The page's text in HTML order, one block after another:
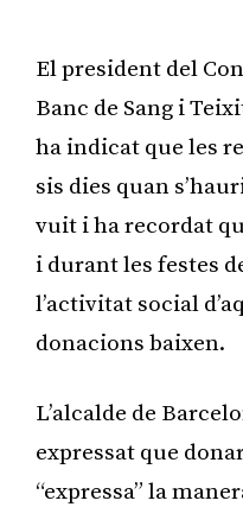
El president del
Banc de Sang i
ha indicat que les
sis dies quan
vuit i ha recordat
i durant les festes
l’activitat social
donacions baixen.
L’alcalde de
expressat que
“expressa” la